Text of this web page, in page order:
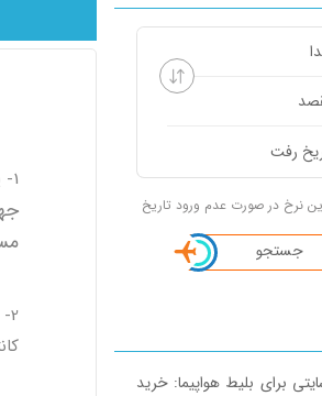
نرخ در صورت عدم ورود تاریخ
جستجو
برای بلیط هواپیما: خرید
1- پروازهای چارتر غیرقابل استرداد هستند. لذا قبل از اقدام به خرید بلیط چارتر یا